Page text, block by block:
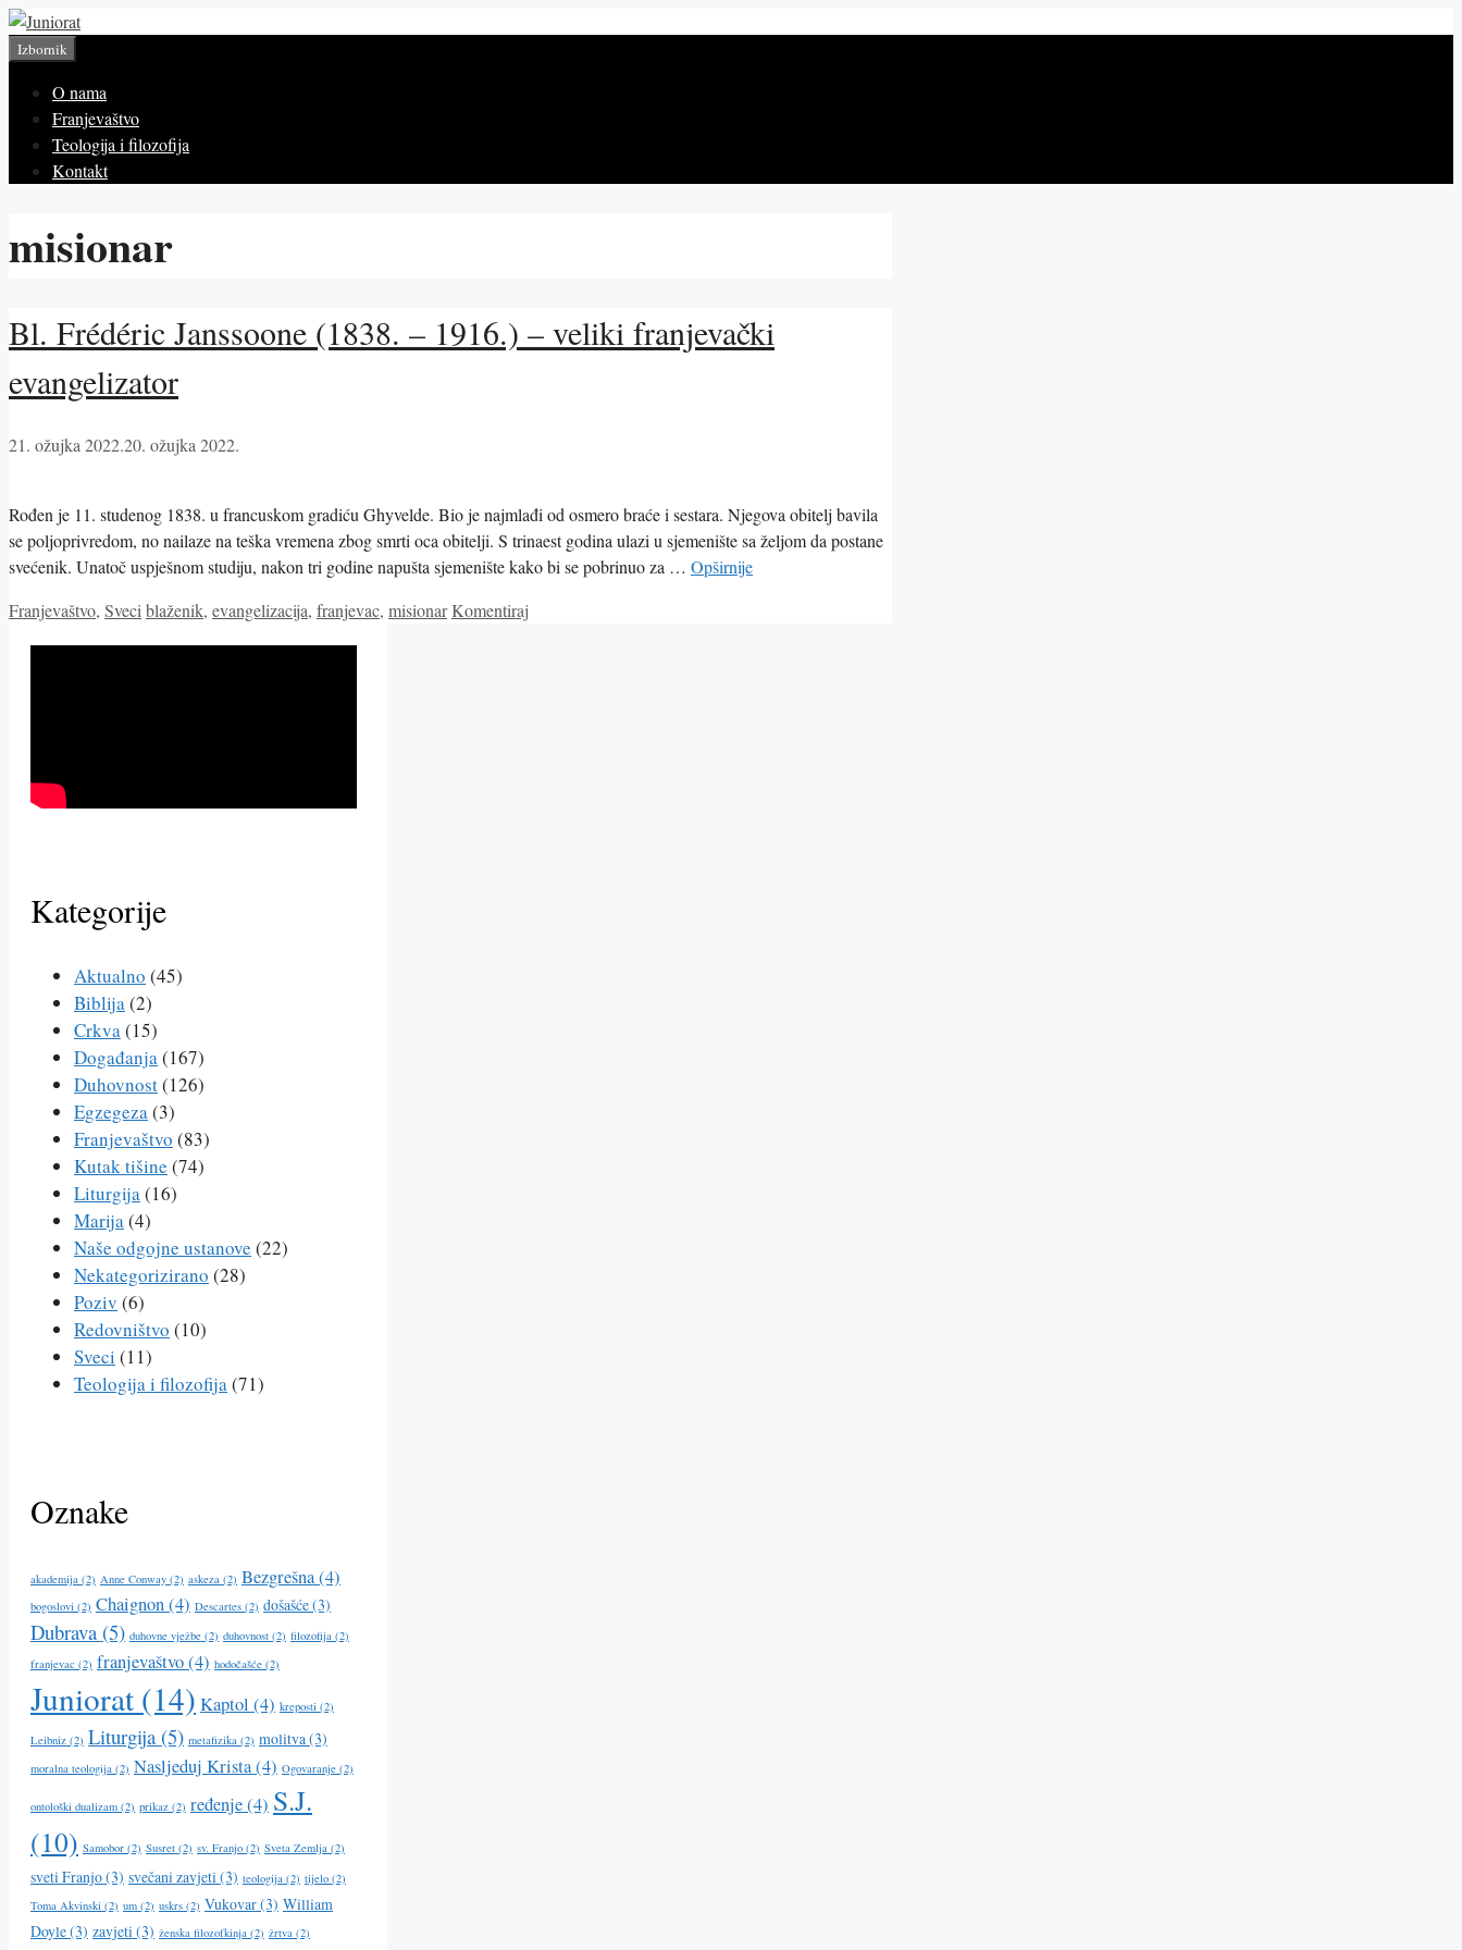
Preskoči
na
Izbornik
O nama
Franjevaštvo
Teologija i filozofija
Kontakt
misionar
Bl. Frédéric Janssoone (1838. – 1916.) – veliki franjevački
evangelizator
21. ožujka 2022.20. ožujka 2022.
Rođen je 11. studenog 1838. u francuskom gradiću Ghyvelde. Bio je najmlađi od osmero braće i sestara. Njegova obitelj bavila
se poljoprivredom, no nailaze na teška vremena zbog smrti oca obitelji. S trinaest godina ulazi u sjemenište sa željom da postane
svećenik. Unatoč uspješnom studiju, nakon tri godine napušta sjemenište kako bi se pobrinuo za … Opširnije
Kategorije
Franjevaštvo, SveciOznake
blaženik, evangelizacija, franjevac, misionarKomentiraj
Kategorije
Aktualno (45)
Biblija(2)
Crkva(15)
Događanja(167)
Duhovnost(126)
Egzegeza(3)
Franjevaštvo (83)
Kutak tišine (74)
Liturgija(16)
Marija(4)
Naše odgojne ustanove (22)
Nekategorizirano (28)
Poziv (6)
Redovništvo (10)
Sveci (11)
Teologija i filozofija(71)
Oznake
akademija (2) Anne Conway (2) askeza (2) Bezgrešna(4)
bogoslovi (2) Chaignon(4) Descartes (2) došašće(3)
Dubrava (5) duhovne vježbe (2) duhovnost (2) filozofija (2)
franjevac (2) franjevaštvo(4) hodočašće (2)
Juniorat (14) Kaptol (4) kreposti (2)
Leibniz (2) Liturgija (5) metafizika (2) molitva(3)
moralna teologija (2) Nasljeduj Krista(4) Ogovaranje (2)
ontološki dualizam (2) prikaz (2) ređenje(4) S.J.
(10) Samobor (2) Susret (2) sv. Franjo (2) Sveta Zemlja (2)
sveti Franjo(3) svečani zavjeti(3) teologija (2) tijelo (2)
Toma Akvinski (2) um (2) uskrs (2) Vukovar(3) William
Doyle(3) zavjeti(3) ženska filozofkinja (2) žrtva (2)